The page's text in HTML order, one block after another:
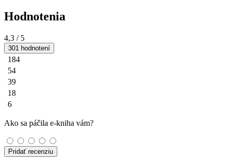
Hodnotenia
4,3 / 5
301 hodnotení
184
54
39
18
6
Ako sa páčila e-kniha vám?
Pridať recenziu